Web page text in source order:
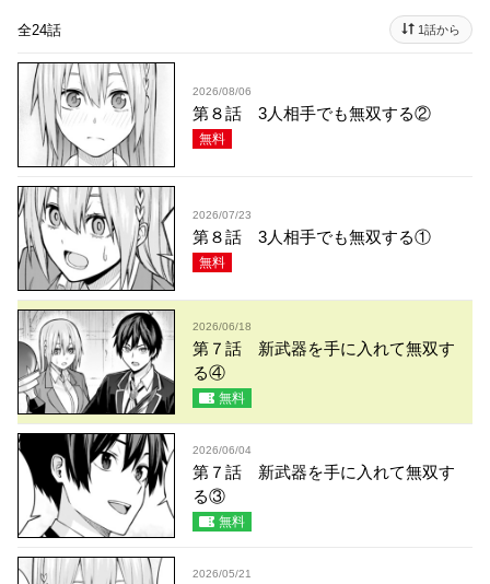
全24話 1話から
2026/08/06
第８話 3人相手でも無双する②
無料
2026/07/23
第８話 3人相手でも無双する①
無料
2026/06/18
第７話 新武器を手に入れて無双す
る④
無料
2026/06/04
第７話 新武器を手に入れて無双す
る③
無料
2026/05/21